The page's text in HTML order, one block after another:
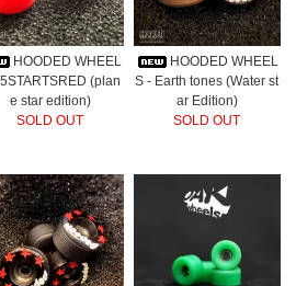
HOODED WHEEL
(plan
e star edition)
SOLD OUT
HOODED WHEEL
S - Earth tones (Water st
ar Edition)
SOLD OUT